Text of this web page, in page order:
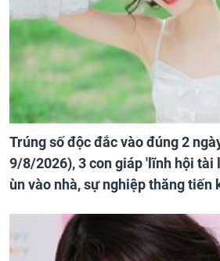
Trúng số độc đắc vào đúng 2
9/8/2026), 3 con giáp 'lĩnh hội tài
ùn vào nhà, sự nghiệp thăng tiến